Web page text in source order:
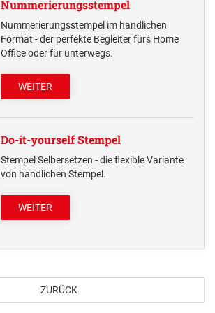
Nummerierungsstempel
Nummerierungsstempel im handlichen
Format - der perfekte Begleiter fürs Home
Office oder für unterwegs.
WEITER
Do-it-yourself Stempel
Stempel Selbersetzen - die flexible Variante
von handlichen Stempel.
WEITER
ZURÜCK